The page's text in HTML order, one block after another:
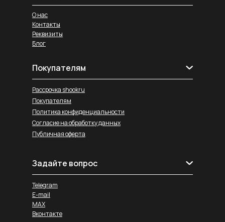
Реквизиты
Блог
О нас
Контакты
Покупателям
Рассрочка shookru
Покупателям
Политика конфиденциальности
Согласие на обработку данных
Публичная оферта
Задайте вопрос
Telegram
E-mail
MAX
Вконтакте